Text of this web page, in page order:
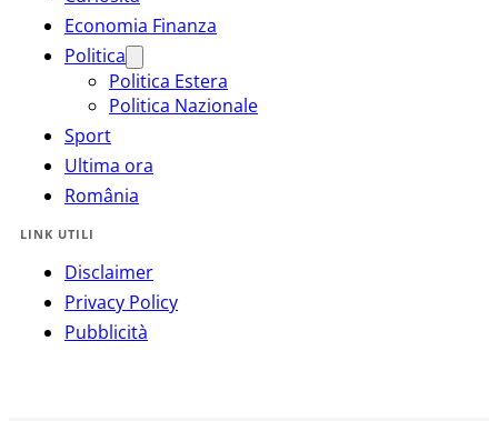
Economia Finanza
Politica
Politica Estera
Politica Nazionale
Sport
Ultima ora
România
LINK UTILI
Disclaimer
Privacy Policy
Pubblicità